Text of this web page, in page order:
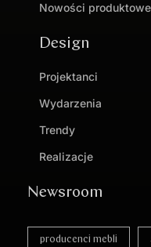
Nowości produktowe
Design
Projektanci
Wydarzenia
Trendy
Realizacje
Newsroom
producenci mebli